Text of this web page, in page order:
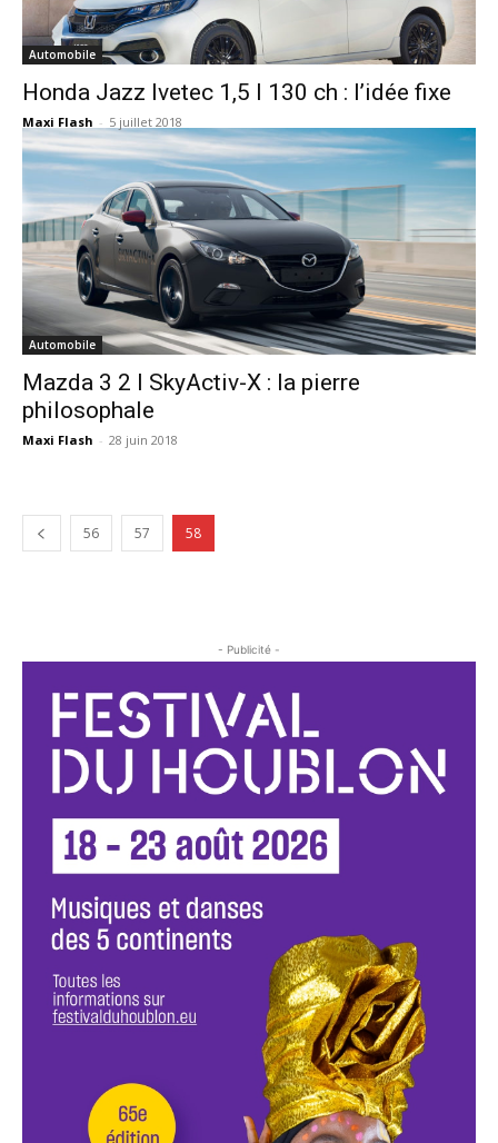
Automobile
Honda Jazz Ivetec 1,5 l 130 ch : l’idée fixe
Maxi Flash - 5 juillet 2018
Automobile
Mazda 3 2 l SkyActiv-X : la pierre
philosophale
Maxi Flash - 28 juin 2018
56 57 58
- Publicité -